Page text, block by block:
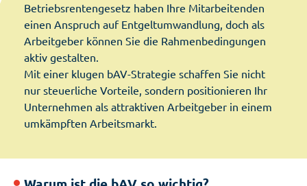
Betriebsrentengesetz haben Ihre Mitarbeitenden
einen Anspruch auf Entgeltumwandlung, doch als
Arbeitgeber können Sie die Rahmenbedingungen
aktiv gestalten.
Mit einer klugen bAV-Strategie schaffen Sie nicht
nur steuerliche Vorteile, sondern positionieren Ihr
Unternehmen als attraktiven Arbeitgeber in einem
umkämpften Arbeitsmarkt.